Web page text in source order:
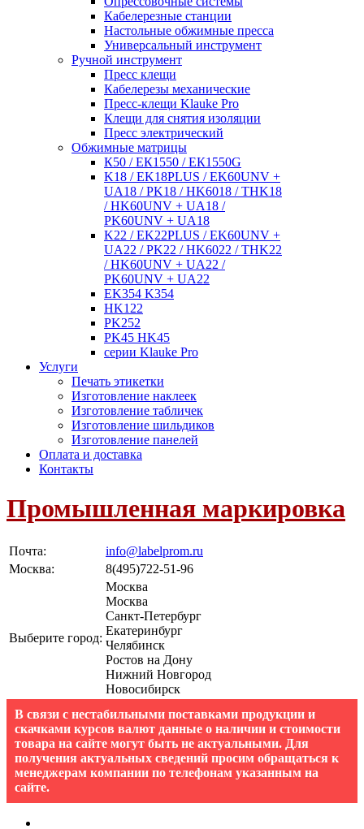
Кабелерезные станции
Настольные обжимные пресса
Универсальный инструмент
Ручной инструмент
Пресс клещи
Кабелерезы механические
Пресс-клещи Klauke Pro
Клещи для снятия изоляции
Пресс электрический
Обжимные матрицы
К50 / ЕК1550 / ЕК1550G
K18 / EK18PLUS / EK60UNV +
UA18 / PK18 / HK6018 / THK18
/ HK60UNV + UA18 /
PK60UNV + UA18
K22 / EK22PLUS / EK60UNV +
UA22 / PK22 / HK6022 / THK22
/ HK60UNV + UA22 /
PK60UNV + UA22
EK354 K354
HK122
PK252
PK45 HK45
серии Klauke Pro
Услуги
Печать этикетки
Изготовление наклеек
Изготовление табличек
Изготовление шильдиков
Изготовление панелей
Оплата и доставка
Контакты
Промышленная маркировка
Почта:
info@labelprom.ru
Москва: 8(495)722-51-96
Выберите город:
Москва
Москва
Санкт-Петербург
Екатеринбург
Челябинск
Ростов на Дону
Нижний Новгород
Новосибирск
В связи с нестабильными поставками продукции и
скачками курсов валют данные о наличии и стоимости
товара на сайте могут быть не актуальными. Для
получения актуальных сведений просим обращаться к
менеджерам компании по телефонам указанным на
сайте.